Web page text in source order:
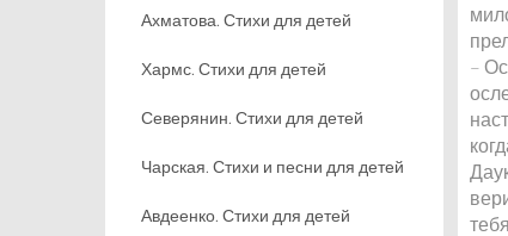
–
Ахматова. Стихи для детей
Хармс. Стихи для детей
Северянин. Стихи для детей
Чарская. Стихи и песни для детей
Авдеенко. Стихи для детей